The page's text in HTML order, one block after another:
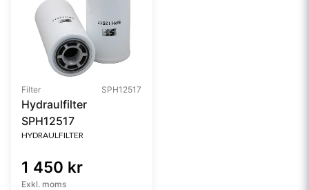
Filter SPH12517
Hydraulfilter
SPH12517
HYDRAULFILTER
1 450 kr
Exkl. moms